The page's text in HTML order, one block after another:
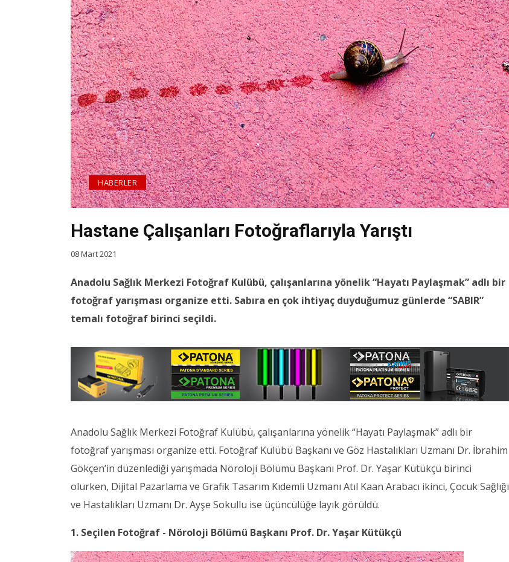
Hastane Çalışanları Fotoğraflarıyla Yarıştı
HABERLER
08 Mart 2021
Anadolu Sağlık Merkezi Fotoğraf Kulübü, çalışanlarına yönelik “Hayatı Paylaşmak” adlı bir
fotoğraf yarışması organize etti. Sabıra en çok ihtiyaç duyduğumuz günlerde “SABIR”
temalı fotoğraf birinci seçildi.
Anadolu Sağlık Merkezi Fotoğraf Kulübü, çalışanlarına yönelik “Hayatı Paylaşmak” adlı bir
fotoğraf yarışması organize etti. Fotoğraf Kulübü Başkanı ve Göz Hastalıkları Uzmanı Dr. İbrahim
Gökçen’in düzenlediği yarışmada Nöroloji Bölümü Başkanı Prof. Dr. Yaşar Kütükçü birinci
olurken, Dijital Pazarlama ve Grafik Tasarım Kıdemli Uzmanı Atıl Kaan Arabacı ikinci, Çocuk Sağlığı
ve Hastalıkları Uzmanı Dr. Ayşe Sokullu ise üçüncülüğe layık görüldü.
1. Seçilen Fotoğraf - Nöroloji Bölümü Başkanı Prof. Dr. Yaşar Kütükçü